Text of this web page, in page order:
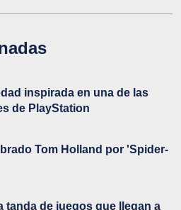
inspirada en una de las
de PlayStation
Tom Holland por 'Spider-
tanda de juegos que llegan a